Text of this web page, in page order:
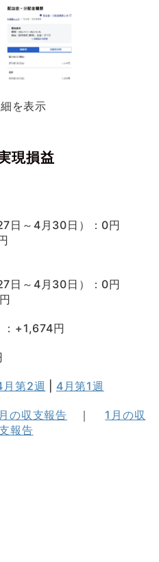
を表示
現損益
日～4月30日）：0円
日～4月30日）：0円
：+1,674円
月第2週 4月第1週
の収支報告 ｜ 1月の収
報告